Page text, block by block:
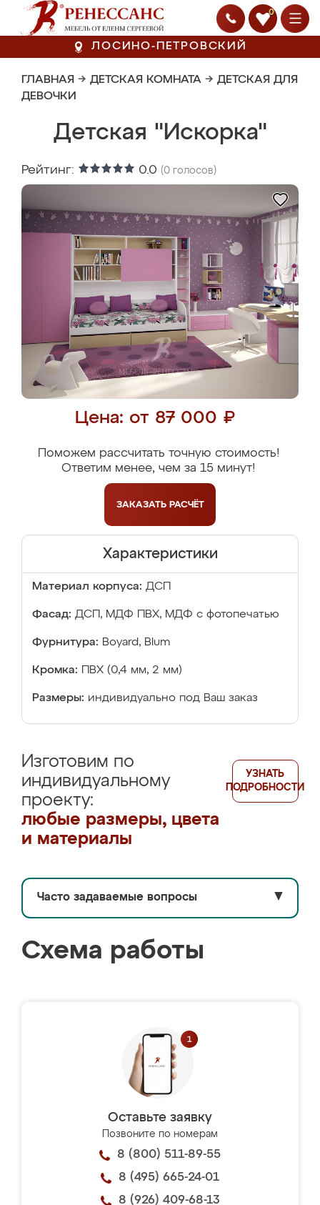
0
ЛОСИНО-ПЕТРОВСКИЙ
ГЛАВНАЯ → ДЕТСКАЯ КОМНАТА → ДЕТСКАЯ ДЛЯ
ДЕВОЧКИ
Детская "Искорка"
Рейтинг: 0.0 (0 голосов)
Цена: от 87 000 ₽
Поможем рассчитать точную стоимость!
Ответим менее, чем за 15 минут!
ЗАКАЗАТЬ РАСЧЁТ
Характеристики
Материал корпуса: ДСП
Фасад: ДСП, МДФ ПВХ, МДФ с фотопечатью
Фурнитура: Boyard, Blum
Кромка: ПВХ (0,4 мм, 2 мм)
Размеры: индивидуально под Ваш заказ
Изготовим по
индивидуальному
проекту:
любые размеры, цвета
и материалы
УЗНАТЬ
ПОДРОБНОСТИ
Часто задаваемые вопросы ▼
Схема работы
Оставьте заявку
Позвоните по номерам
8 (800) 511-89-55
8 (495) 665-24-01
8 (926) 409-68-13